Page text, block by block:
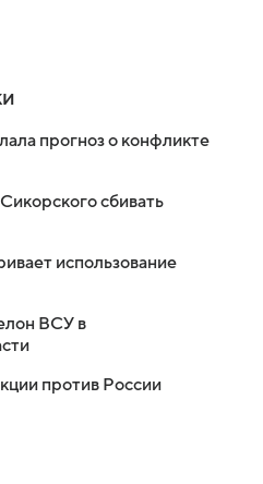
прогноз о конфликте
сбивать
использование
ВСУ в
против России